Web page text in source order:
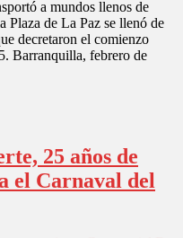
a mundos llenos de
Plaza de La Paz se llenó de
decretaron el comienzo
Barranquilla, febrero de
25 años de
el Carnaval del